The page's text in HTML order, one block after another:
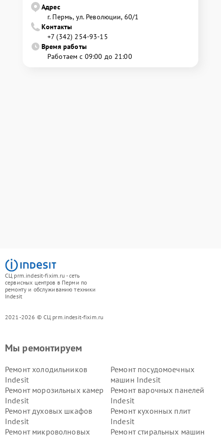
Адрес
г. Пермь, ул. ​Революции, 60/1
Контакты
+7 (342) 254-93-15
Время работы
Работаем с 09:00 до 21:00
СЦ prm.indesit-fixim.ru - сеть
сервисных центров в Перми по
ремонту и обслуживанию техники
Indesit
2021-2026 © СЦ prm.indesit-fixim.ru
Мы ремонтируем
Ремонт холодильников
Indesit
Ремонт посудомоечных
машин Indesit
Ремонт морозильных камер
Indesit
Ремонт варочных панелей
Indesit
Ремонт духовых шкафов
Indesit
Ремонт кухонных плит
Indesit
Ремонт микроволновых
Ремонт стиральных машин